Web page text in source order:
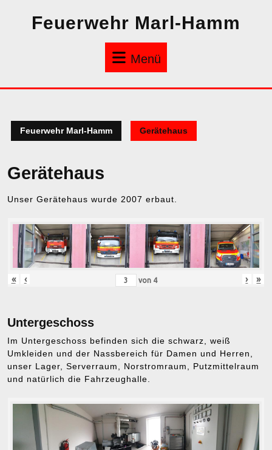
Feuerwehr Marl-Hamm
Menü
Feuerwehr Marl-Hamm Gerätehaus
Gerätehaus
Unser Gerätehaus wurde 2007 erbaut.
« ‹ von 4 › »
Untergeschoss
Im Untergeschoss befinden sich die schwarz, weiß
Umkleiden und der Nassbereich für Damen und Herren,
unser Lager, Serverraum, Norstromraum, Putzmittelraum
und natürlich die Fahrzeughalle.